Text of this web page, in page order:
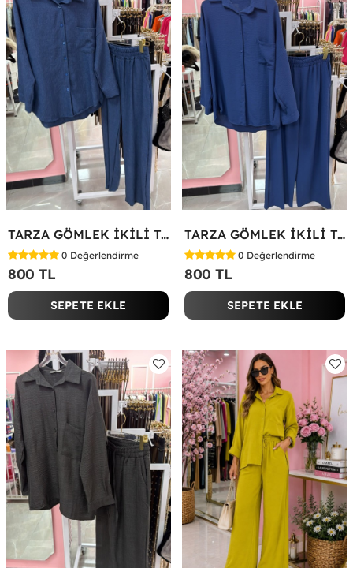
TARZA GÖMLEK İKİLİ TAKIM KOT KUMAŞ Mavi
0 Değerlendirme
800 TL
SEPETE EKLE
TARZA GÖMLEK İKİLİ TAKIM Lacivert
0 Değerlendirme
800 TL
SEPETE EKLE